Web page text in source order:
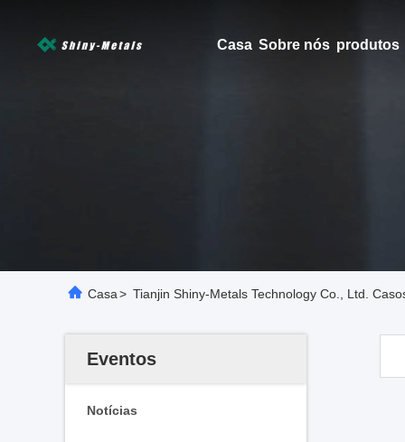
Casa Sobre nós produtos
Casa> Tianjin Shiny-Metals Technology Co., Ltd.
Eventos
Notícias